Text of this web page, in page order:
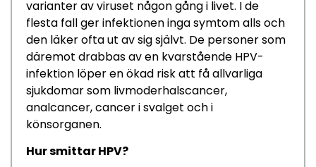
varianter av viruset någon gång i livet. I de
flesta fall ger infektionen inga symtom alls och
den läker ofta ut av sig självt. De personer som
däremot drabbas av en kvarstående HPV-
infektion löper en ökad risk att få allvarliga
sjukdomar som livmoderhalscancer,
analcancer, cancer i svalget och i
könsorganen.
Hur smittar HPV?